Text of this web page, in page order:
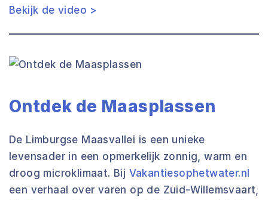
Bekijk de video >
Ontdek de Maasplassen
De Limburgse Maasvallei is een unieke
levensader in een opmerkelijk zonnig, warm en
droog microklimaat. Bij Vakantiesophetwater.nl
een verhaal over varen op de Zuid-Willemsvaart,